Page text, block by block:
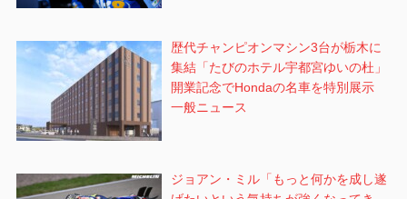
歴代チャンピオンマシン3台が栃木に
集結「たびのホテル宇都宮ゆいの杜」
開業記念でHondaの名車を特別展示
一般ニュース
ジョアン・ミル「もっと何かを成し遂